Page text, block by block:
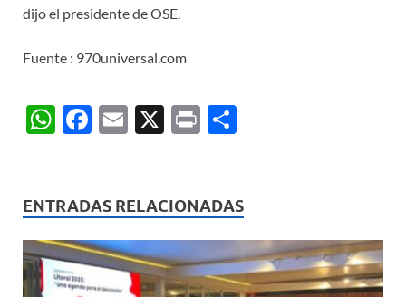
dijo el presidente de OSE.
Fuente : 970universal.com
W
s
A
p
F
b
o
o
E
X
P
p
ar
ti
ENTRADAS RELACIONADAS